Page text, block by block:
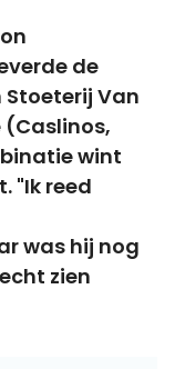
de
Stoeterij Van
(Caslinos,
wint
"Ik reed
was hij nog
zien